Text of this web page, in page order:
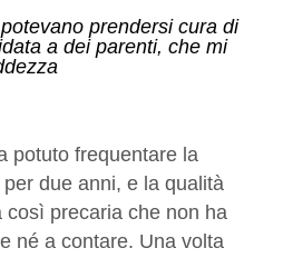
prendersi cura di
a dei parenti, che mi
potuto frequentare la
due anni, e la qualità
così precaria che non ha
né a contare. Una volta